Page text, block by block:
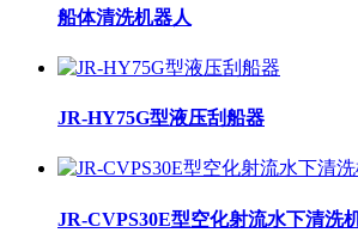
船体清洗机器人
JR-HY75G型液压刮船器
JR-CVPS30E型空化射流水下清洗